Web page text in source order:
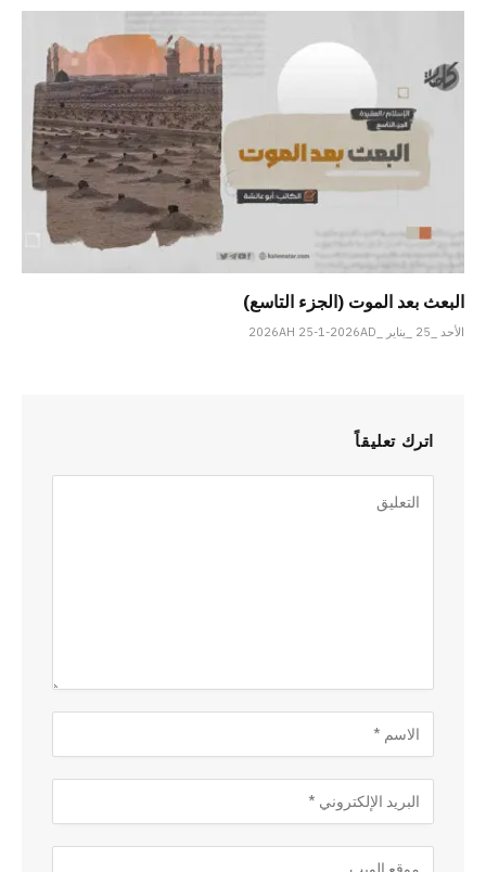
البعث بعد الموت (الجزء التاسع)
الأحد _25 _يناير _2026AH 25-1-2026AD
اترك تعليقاً